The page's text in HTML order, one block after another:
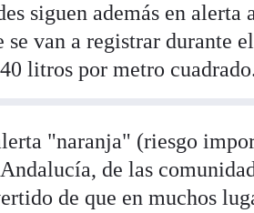
siguen además en
se van a registrar durante
litros por metro
"naranja" (riesgo
de las
de que en muchos